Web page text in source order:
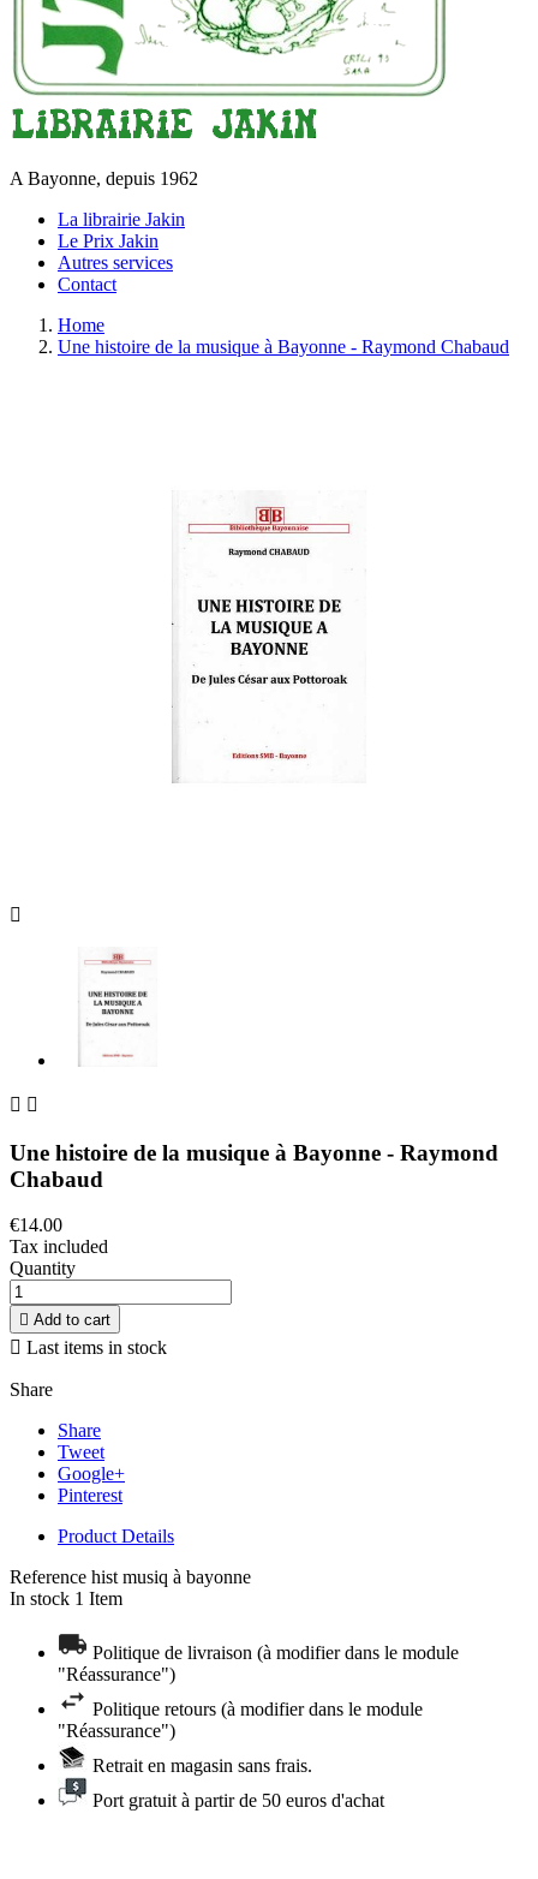
A Bayonne, depuis 1962
La librairie Jakin
Le Prix Jakin
Autres services
Contact
Home
Une histoire de la musique à Bayonne - Raymond Chabaud

 
Une histoire de la musique à Bayonne - Raymond
Chabaud
€14.00
Tax included
Quantity
 Add to cart
 Last items in stock
Share
Share
Tweet
Google+
Pinterest
Product Details
Reference hist musiq à bayonne
In stock 1 Item
Politique de livraison (à modifier dans le module
"Réassurance")
Politique retours (à modifier dans le module
"Réassurance")
Retrait en magasin sans frais.
Port gratuit à partir de 50 euros d'achat